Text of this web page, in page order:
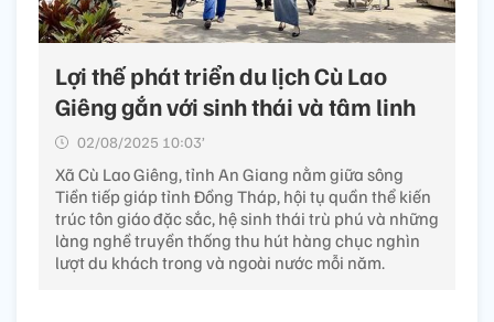
Lợi thế phát triển du lịch Cù Lao
Giêng gắn với sinh thái và tâm linh
02/08/2025 10:03’
Xã Cù Lao Giêng, tỉnh An Giang nằm giữa sông
Tiền tiếp giáp tỉnh Đồng Tháp, hội tụ quần thể kiến
trúc tôn giáo đặc sắc, hệ sinh thái trù phú và những
làng nghề truyền thống thu hút hàng chục nghìn
lượt du khách trong và ngoài nước mỗi năm.